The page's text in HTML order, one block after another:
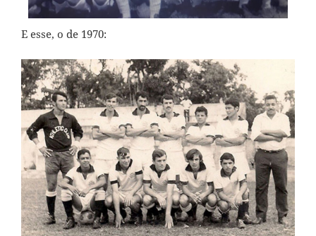
E esse, o de 1970: